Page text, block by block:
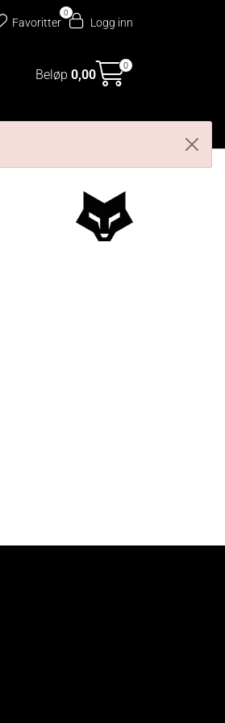
0
Favoritter Logg inn
Beløp 0,00
0